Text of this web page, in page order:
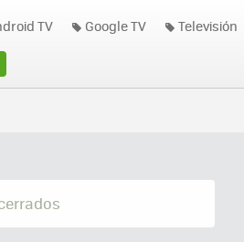
TV Google TV Televisión